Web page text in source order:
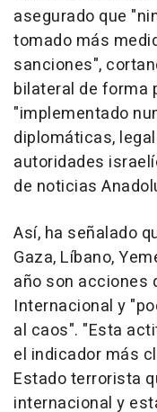
asegurado que
tomado más
sanciones",
bilateral de forma
"implementado
diplomáticas,
autoridades
de noticias
Así, ha señalado
Gaza, Líbano,
año son acciones
Internacional y
al caos". "Esta
el indicador más
Estado terrorista
internacional y